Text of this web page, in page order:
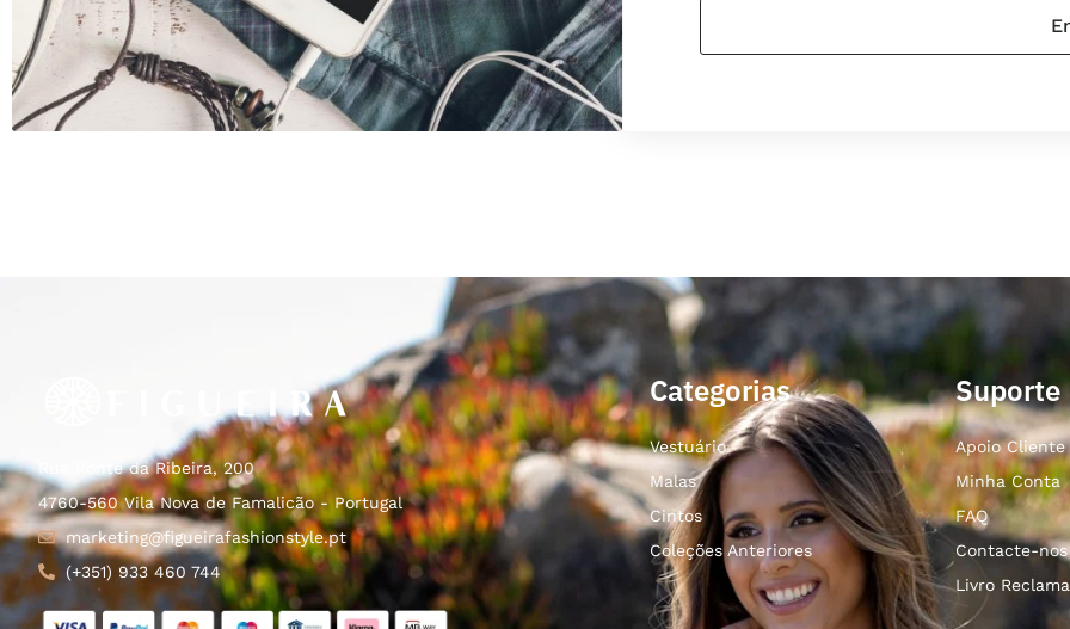
Rua Ponte da Ribeira, 200
4760-560 Vila Nova de Famalicão - Portugal
marketing@figueirafashionstyle.pt
(+351) 933 460 744
Categorias
Vestuário
Malas
Cintos
Coleções Anteriores
Suporte
Apoio Cliente
Minha Conta
FAQ
Contacte-nos
Livro